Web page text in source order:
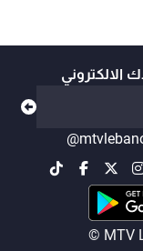
الالكتروني
© MTV